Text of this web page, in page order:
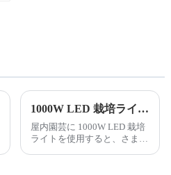
1000W LED 栽培ライトを使用すると、屋内ガーデニングにどのような利点がありますか?
屋内園芸に 1000W LED 栽培
ライトを使用すると、さまざ